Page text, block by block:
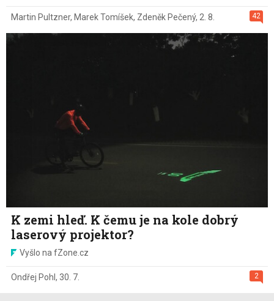
42
Martin Pultzner, Marek Tomíšek, Zdeněk Pečený, 2. 8.
K zemi hleď. K čemu je na kole dobrý
laserový projektor?
Vyšlo na fZone.cz
2
Ondřej Pohl , 30. 7.